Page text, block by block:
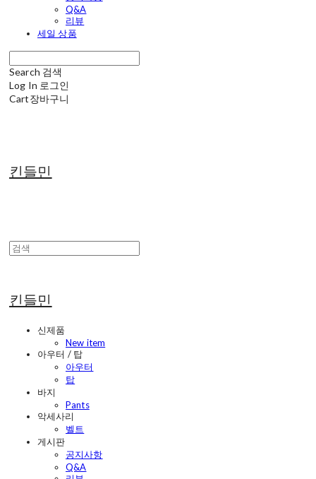
Q&A
리뷰
세일 상품
Search 검색
Log In 로그인
Cart장바구니
킨들민
킨들민
신제품
New item
아우터 / 탑
아우터
탑
바지
Pants
악세사리
벨트
게시판
공지사항
Q&A